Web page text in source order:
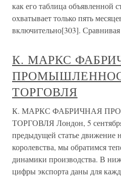
как его таблица объявленной
охватывает только пять
включительно[303]. Сравнивая
К. МАРКС
ТОРГОВЛЯ
К. МАРКС ФАБРИЧНАЯ
ТОРГОВЛЯ Лондон, 5
предыдущей статье движение
королевства, мы обратимся
динамики производства. В
цифры экспорта даны для